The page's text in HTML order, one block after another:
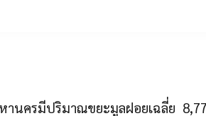
นครมีปริมาณขยะมูลฝอยเฉลี่ย